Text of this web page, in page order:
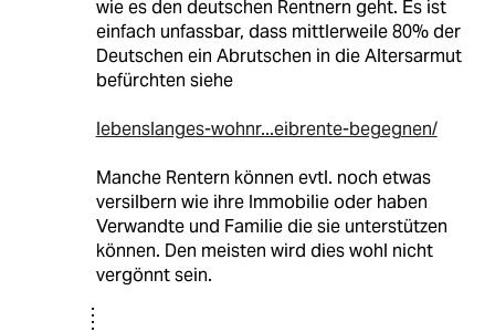
wie es den deutschen Rentnern geht. Es ist
einfach unfassbar, dass mittlerweile 80% der
Deutschen ein Abrutschen in die Altersarmut
befürchten siehe
lebenslanges-wohnr...eibrente-begegnen/
Manche Rentern können evtl. noch etwas
versilbern wie ihre Immobilie oder haben
Verwandte und Familie die sie unterstützen
können. Den meisten wird dies wohl nicht
vergönnt sein.